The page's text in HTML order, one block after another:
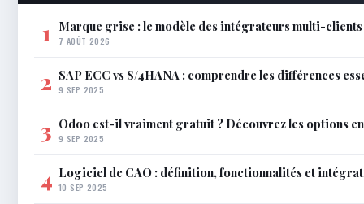
1 Marque grise : le modèle des intégrateurs multi-clients
7 AOÛT 2026
2 SAP ECC vs S/4HANA : comprendre les différences
9 SEP 2025
3 Odoo est-il vraiment gratuit ? Découvrez les options
9 SEP 2025
4 Logiciel de CAO : définition, fonctionnalités et
10 SEP 2025